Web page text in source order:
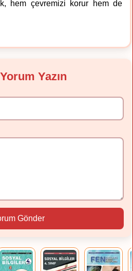
hem çevremizi korur hem de
Yazın
Gönder